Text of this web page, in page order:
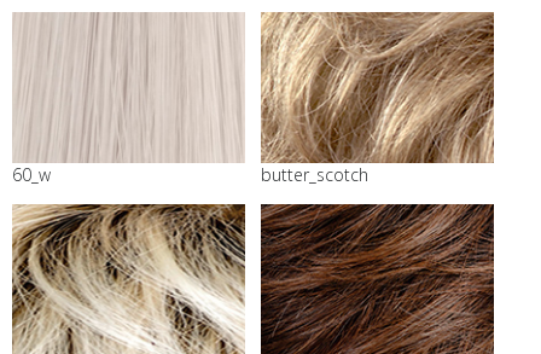
60_w butter_scotch